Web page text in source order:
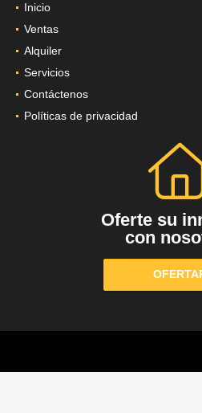
Inicio
Ventas
Alquiler
Servicios
Contáctenos
Políticas de privacidad
Oferte su
con